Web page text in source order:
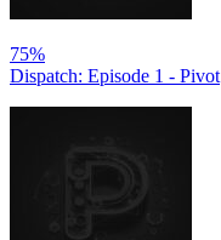
75%
Dispatch: Episode 1 - Pivot